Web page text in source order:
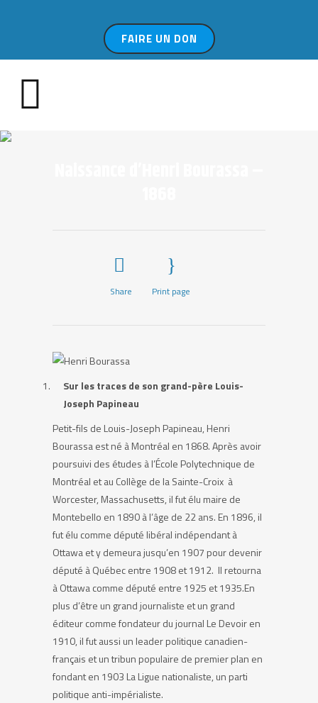
FAIRE UN DON
Share Print page
Sur les traces de son grand-père Louis-
Joseph Papineau
Petit-fils de Louis-Joseph Papineau, Henri
Bourassa est né à Montréal en 1868. Après avoir
poursuivi des études à l’École Polytechnique de
Montréal et au Collège de la Sainte-Croix à
Worcester, Massachusetts, il fut élu maire de
Montebello en 1890 à l’âge de 22 ans. En 1896, il
fut élu comme député libéral indépendant à
Ottawa et y demeura jusqu’en 1907 pour devenir
député à Québec entre 1908 et 1912. Il retourna
à Ottawa comme député entre 1925 et 1935.En
plus d’être un grand journaliste et un grand
éditeur comme fondateur du journal Le Devoir en
1910, il fut aussi un leader politique canadien-
français et un tribun populaire de premier plan en
fondant en 1903 La Ligue nationaliste, un parti
politique anti-impérialiste.